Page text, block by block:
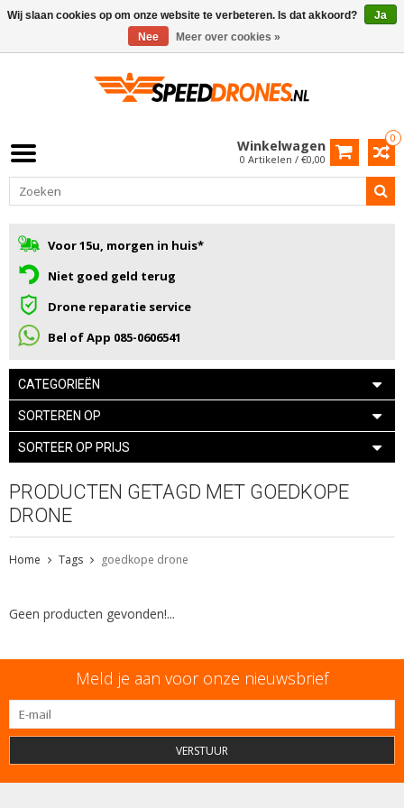
0
Winkelwagen
0 Artikelen / €0,00
Voor 15u, morgen in huis*
Niet goed geld terug
Drone reparatie service
Bel of App 085-0606541
CATEGORIEËN
SORTEREN OP
SORTEER OP PRIJS
PRODUCTEN GETAGD MET GOEDKOPE
DRONE
Home Tags goedkope drone
Geen producten gevonden!...
Meld je aan voor onze nieuwsbrief
VERSTUUR
Wij slaan cookies op om onze website te verbeteren. Is dat akkoord?
Ja
Nee
Meer over cookies »